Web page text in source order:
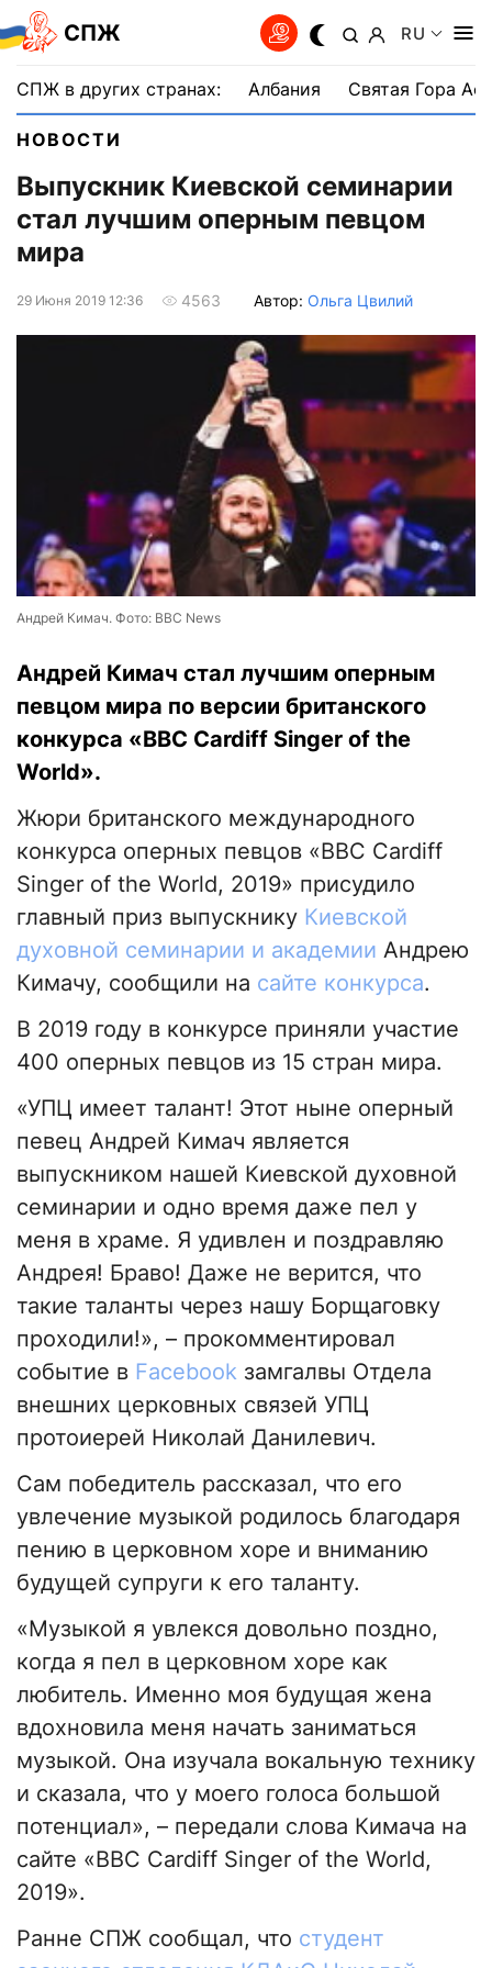
СПЖ RU
СПЖ в других странах: Албания Святая Гора
НОВОСТИ
Выпускник Киевской семинарии
стал лучшим оперным певцом
мира
29 Июня 2019 12:36 4563 Автор: Ольга Цвилий
Андрей Кимач. Фото: BBC News
Андрей Кимач стал лучшим оперным
певцом мира по версии британского
конкурса «BBC Cardiff Singer of the
World».
Жюри британского международного
конкурса оперных певцов «BBC Cardiff
Singer of the World, 2019» присудило
главный приз выпускнику Киевской
духовной семинарии и академии Андрею
Кимачу, сообщили на сайте конкурса.
В 2019 году в конкурсе приняли участие
400 оперных певцов из 15 стран мира.
«УПЦ имеет талант! Этот ныне оперный
певец Андрей Кимач является
выпускником нашей Киевской духовной
семинарии и одно время даже пел у
меня в храме. Я удивлен и поздравляю
Андрея! Браво! Даже не верится, что
такие таланты через нашу Борщаговку
проходили!», – прокомментировал
событие в Facebook замгалвы Отдела
внешних церковных связей УПЦ
протоиерей Николай Данилевич.
Сам победитель рассказал, что его
увлечение музыкой родилось благодаря
пению в церковном хоре и вниманию
будущей супруги к его таланту.
«Музыкой я увлекся довольно поздно,
когда я пел в церковном хоре как
любитель. Именно моя будущая жена
вдохновила меня начать заниматься
музыкой. Она изучала вокальную технику
и сказала, что у моего голоса большой
потенциал», – передали слова Кимача на
сайте «BBC Cardiff Singer of the World,
2019».
Ранне СПЖ сообщал, что студент